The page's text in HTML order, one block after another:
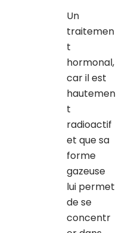
Un
traitemen
t
hormonal,
car il est
hautemen
t
radioactif
et que sa
forme
gazeuse
lui permet
de se
concentr